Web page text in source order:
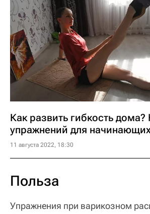
Как развить гибкость
упражнений для
11 августа 2022, 18:30
Польза
Упражнения при варикозном